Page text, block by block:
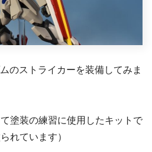
のストライカーを装備してみま
塗装の練習に使用したキットで
れています）